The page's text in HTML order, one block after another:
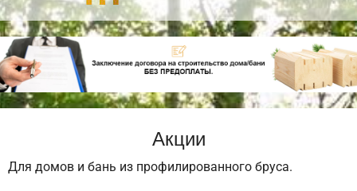
Акции
Для домов и бань из профилированного бруса.